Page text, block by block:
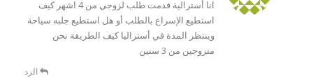
انا أسترالية قدمت طلب لزوجي من 4 اشهر كيف
استطيع الإسراع بالطلب أو هل استطيع جلبه سياحة
وينتظر المدة في أستراليا كيف الطريقة نحن
متزوجين من 3 سنين
الرد